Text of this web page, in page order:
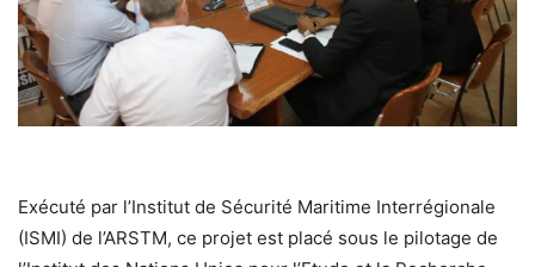
Exécuté par l’Institut de Sécurité Maritime Interrégionale
(ISMI) de l’ARSTM, ce projet est placé sous le pilotage de